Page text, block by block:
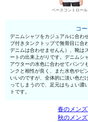
コ
デニムシャツをカジュアルに合わ
ブ付きタンクトップで無骨目に合
デニムは合わせませんん）、靴は
ートの出来上がりです。デニムシ
アウターの水色に合わせてパンツ
ンクと相性が良く、また水色やピ
いいのですが、全体的に淡い色だ
ってしまうので、足元はちょい濃
トです。
春のメン
秋のメン